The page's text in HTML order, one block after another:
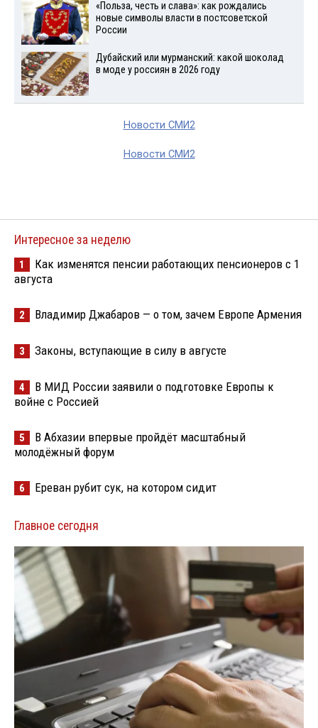
«Польза, честь и слава»: как рождались
новые символы власти в постсоветской
России
Дубайский или мурманский: какой шоколад
в моде у россиян в 2026 году
Новости СМИ2
Новости СМИ2
Интересное за неделю
1
Как изменятся пенсии работающих пенсионеров с 1
августа
2 Владимир Джабаров — о том, зачем Европе Армения
3 Законы, вступающие в силу в августе
4
В МИД России заявили о подготовке Европы к
войне с Россией
5
В Абхазии впервые пройдёт масштабный
молодёжный форум
6 Ереван рубит сук, на котором сидит
Главное сегодня